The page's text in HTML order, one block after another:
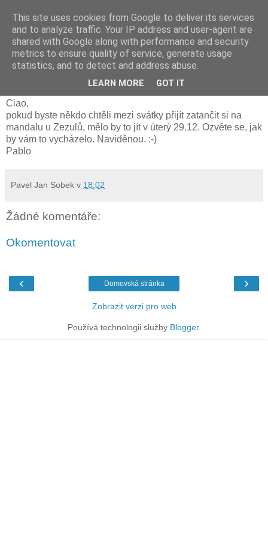
pondělí 21. prosince 2009
Tanec na mandale v út.29.12.
Ciao,
pokud byste někdo chtěli mezi svátky přijít zatančit si na
mandalu u Zezulů, mělo by to jít v úterý 29.12. Ozvěte se, jak
by vám to vycházelo. Naviděnou. :-)
Pablo
Pavel Jan Sobek v 18:02
Žádné komentáře:
Okomentovat
‹ ›
Domovská stránka
Zobrazit verzi pro web
Používá technologii služby Blogger.
This site uses cookies from Google to deliver its services
and to analyze traffic. Your IP address and user-agent are
shared with Google along with performance and security
metrics to ensure quality of service, generate usage
statistics, and to detect and address abuse.
LEARN MORE GOT IT